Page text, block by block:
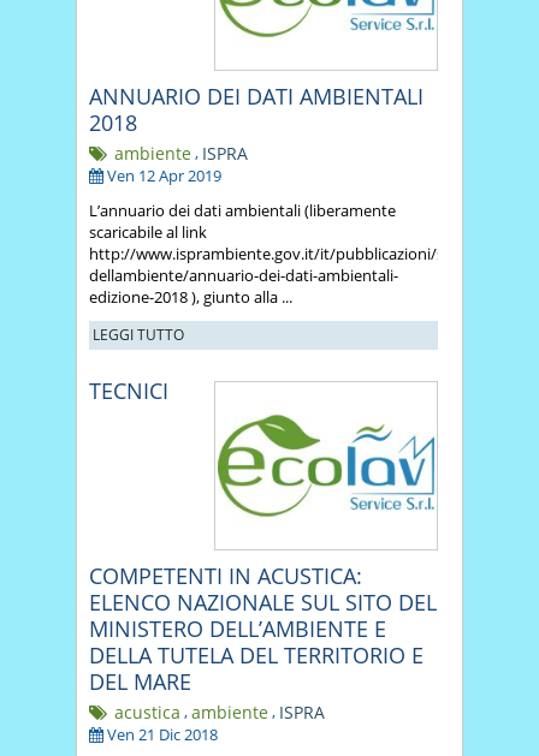
ANNUARIO DEI DATI AMBIENTALI
2018
ambiente, ISPRA
Ven 12 Apr 2019
L’annuario dei dati ambientali (liberamente
scaricabile al link
http://www.isprambiente.gov.it/it/pubblicazioni/stato-
dellambiente/annuario-dei-dati-ambientali-
edizione-2018 ), giunto alla ...
LEGGI TUTTO
TECNICI
COMPETENTI IN ACUSTICA:
ELENCO NAZIONALE SUL SITO DEL
MINISTERO DELL’AMBIENTE E
DELLA TUTELA DEL TERRITORIO E
DEL MARE
acustica ,ambiente, ISPRA
Ven 21 Dic 2018